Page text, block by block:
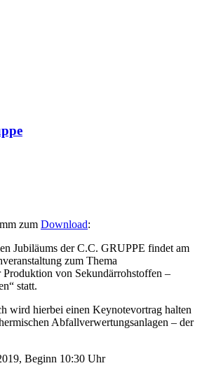
zum Download:
Jubiläums der C.C. GRUPPE findet am
zum Thema
von Sekundärrohstoffen –
statt.
wird hierbei einen Keynotevortrag halten
Abfallverwertungsanlagen – der
Beginn 10:30 Uhr